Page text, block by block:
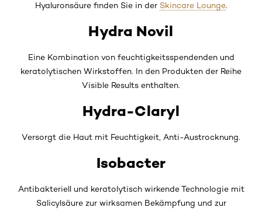
Hyaluronsäure finden Sie in der Skincare Lounge.
Hydra Novil
Eine Kombination von feuchtigkeitsspendenden und
keratolytischen Wirkstoffen. In den Produkten der Reihe
Visible Results enthalten.
Hydra-Claryl
Versorgt die Haut mit Feuchtigkeit, Anti-Austrocknung.
Isobacter
Antibakteriell und keratolytisch wirkende Technologie mit
Salicylsäure zur wirksamen Bekämpfung und zur